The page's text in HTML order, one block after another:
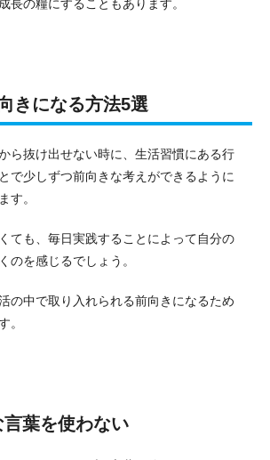
長の糧にすることもあります。
きになる方法5選
ら抜け出せない時に、生活習慣にある行
で少しずつ前向きな考えができるように
す。
ても、毎日実践することによって自分の
のを感じるでしょう。
の中で取り入れられる前向きになるため
。
葉を使わない